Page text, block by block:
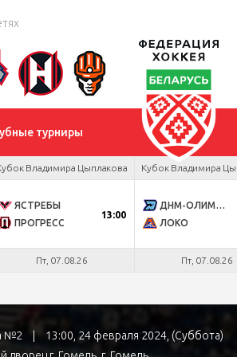
турниры
Владимира Цыплакова
ЯСТРЕБЫ
ПРОГРЕСС
13:00
Пт, 07.08.26
Кубок Владимира
ДНМ-ОЛИМПИК
ЛОКО
Пт, 07.08.26
№2 |
13:00, 24 февраля 2024, (Суббота)